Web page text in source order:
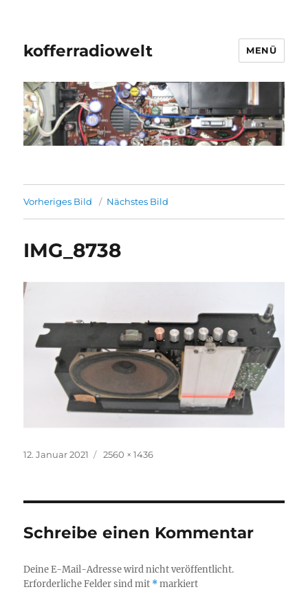
kofferradiowelt MENÜ
Vorheriges Bild Nächstes Bild
IMG_8738
Veröffentlicht
12. Januar 2021
Volle
2560 × 1436
Schreibe einen Kommentar
Deine E-Mail-Adresse wird nicht veröffentlicht.
Erforderliche Felder sind mit *markiert